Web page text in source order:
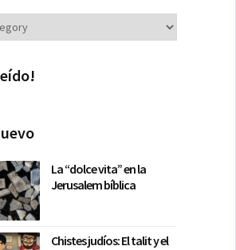
La “dolce vita” en la
Jerusalem bíblica
Chistes judíos: El talit y el